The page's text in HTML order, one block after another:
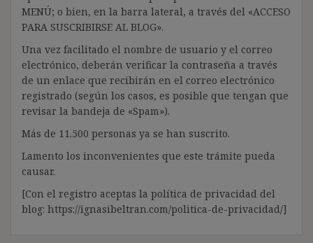
MENÚ; o bien, en la barra lateral, a través del «ACCESO
PARA SUSCRIBIRSE AL BLOG».
Una vez facilitado el nombre de usuario y el correo
electrónico, deberán verificar la contraseña a través
de un enlace que recibirán en el correo electrónico
registrado (según los casos, es posible que tengan que
revisar la bandeja de «Spam»).
Más de 11.500 personas ya se han suscrito.
Lamento los inconvenientes que este trámite pueda
causar.
[Con el registro aceptas la política de privacidad del
blog: https://ignasibeltran.com/politica-de-privacidad/]